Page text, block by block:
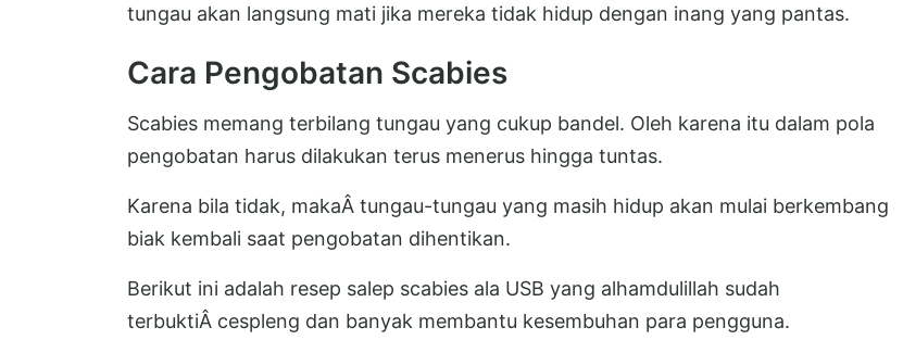
tungau akan langsung mati jika mereka tidak hidup dengan inang yang pantas.
Cara Pengobatan Scabies
Scabies memang terbilang tungau yang cukup bandel. Oleh karena itu dalam pola
pengobatan harus dilakukan terus menerus hingga tuntas.
Karena bila tidak, makaÂ tungau-tungau yang masih hidup akan mulai berkembang
biak kembali saat pengobatan dihentikan.
Berikut ini adalah resep salep scabies ala USB yang alhamdulillah sudah
terbuktiÂ cespleng dan banyak membantu kesembuhan para pengguna.